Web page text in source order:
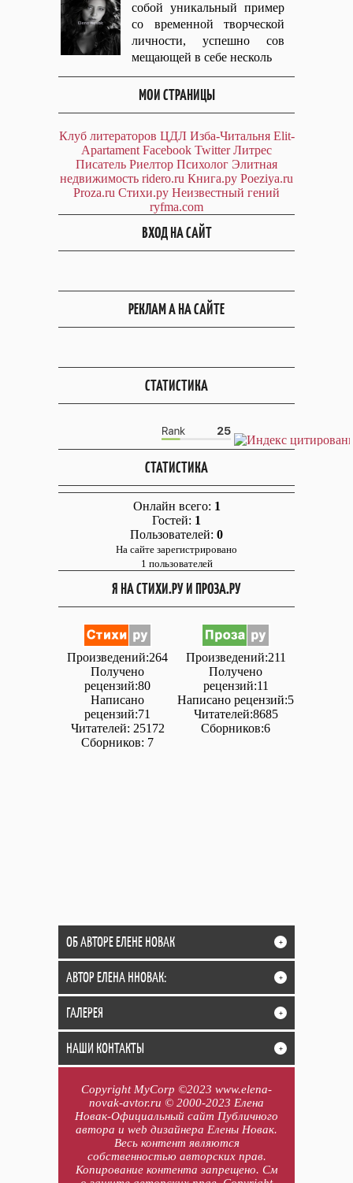
собой уникальный пример
со временной творческой
личности, успешно сов
мещающей в себе несколь
МОИ СТРАНИЦЫ
Клуб литераторов ЦДЛ Изба-Читальня Elit-
Apartament Facebook Twitter Литрес
Писатель Риелтор Психолог Элитная
недвижимость ridero.ru Книга.ру Poeziya.ru
Proza.ru Стихи.ру Неизвестный гений
ryfma.com
ВХОД НА САЙТ
РЕКЛАМ А НА САЙТЕ
СТАТИСТИКА
СТАТИСТИКА
Онлайн всего: 1
Гостей: 1
Пользователей: 0
На сайте зарегистрировано
1 пользователей
Я НА СТИХИ.РУ И ПРОЗА.РУ
Произведений:264
Получено
рецензий:80
Написано
рецензий:71
Читателей: 25172
Сборников: 7
Произведений:211
Получено
рецензий:11
Написано рецензий:5
Читателей:8685
Сборников:6
ОБ АВТОРЕ ЕЛЕНЕ НОВАК +
АВТОР ЕЛЕНА ННОВАК: +
ГАЛЕРЕЯ +
НАШИ КОНТАКТЫ +
Copyright MyCorp ©2023 www.elena-
novak-avtor.ru © 2000-2023 Елена
Новак-Официальный сайт Публичного
автора и web дизайнера Елены Новак.
Весь контент являются
собственностью авторских прав.
Копирование контента запрещено. См